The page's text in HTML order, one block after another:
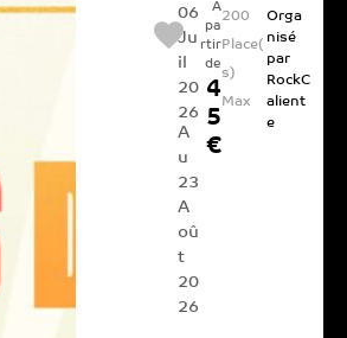
06
Ju
il
20
26
A
u
23
A
oû
t
20
26
A
pa
rtir
de
4
5
€
200
Place(
s)
Max
Orga
nisé
par
RockC
alient
e